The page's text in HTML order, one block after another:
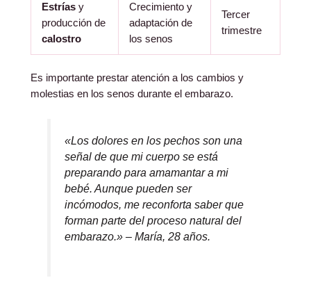
Estríasy
producción de
calostro
Crecimiento y
adaptación de
los senos
Tercer
trimestre
Es importante prestar atención a los cambios y
molestias en los senos durante el embarazo.
«Los dolores en los pechos son una
señal de que mi cuerpo se está
preparando para amamantar a mi
bebé. Aunque pueden ser
incómodos, me reconforta saber que
forman parte del proceso natural del
embarazo.» – María, 28 años.